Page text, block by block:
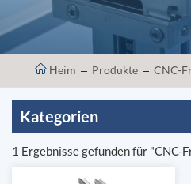
Heim Produkte CNC-
Kategorien
1 Ergebnisse gefunden für "CNC-